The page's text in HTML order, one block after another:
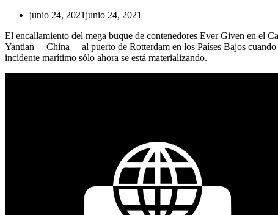
junio 24, 2021junio 24, 2021
El encallamiento del mega buque de contenedores Ever Given en el
Yantian —China— al puerto de Rotterdam en los Países Bajos
incidente marítimo sólo ahora se está materializando.